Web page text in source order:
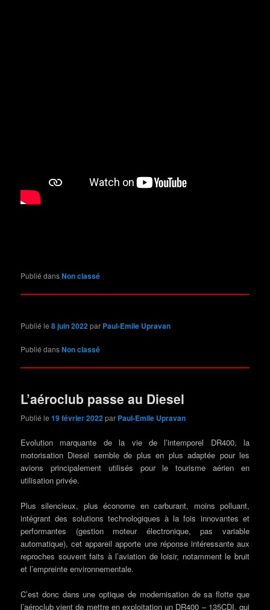
Publié dansNon classé
Publié le8 juin 2022par Paul-Emile Upravan
Publié dansNon classé
L’aéroclub passe au Diesel
Publié le19 février 2022 par Paul-Emile Upravan
Evolution marquante de la vie de l’intemporel DR400, la
motorisation Diesel semble de plus en plus adaptée pour les
avions principalement utilisés pour le tourisme aérien en
utilisation privée.
Plus silencieux, plus économe en carburant, moins polluant,
intégrant des solutions technologiques à la fois innovantes et
performantes (gestion moteur électronique, pas variable
automatique), cet appareil apporte une réponse intéressante aux
reproches souvent faits à l’aviation de loisir, notamment le bruit
et l’empreinte environnementale.
C’est donc dans une optique de modernisation de sa flotte que
l’aéroclub vient de mettre en exploitation un DR400 – 135CDI, qui